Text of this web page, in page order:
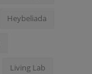
Heybeliada
Living Lab